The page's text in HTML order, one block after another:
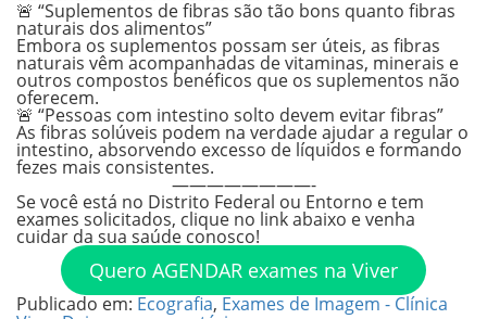
🚨 “Suplementos de fibras são tão bons quanto fibras
naturais dos alimentos”
Embora os suplementos possam ser úteis, as fibras
naturais vêm acompanhadas de vitaminas, minerais e
outros compostos benéficos que os suplementos não
oferecem.
🚨 “Pessoas com intestino solto devem evitar fibras”
As fibras solúveis podem na verdade ajudar a regular o
intestino, absorvendo excesso de líquidos e formando
fezes mais consistentes.
————————-
Se você está no Distrito Federal ou Entorno e tem
exames solicitados, clique no link abaixo e venha
cuidar da sua saúde conosco!
Quero AGENDAR exames na Viver
Publicado em: Ecografia, Exames de Imagem - Clínica